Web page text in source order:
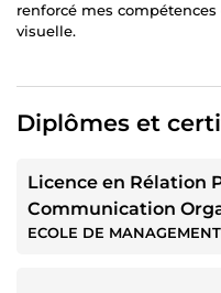
renforcé mes
visuelle.
Diplômes et
Licence en Rélation
Communication